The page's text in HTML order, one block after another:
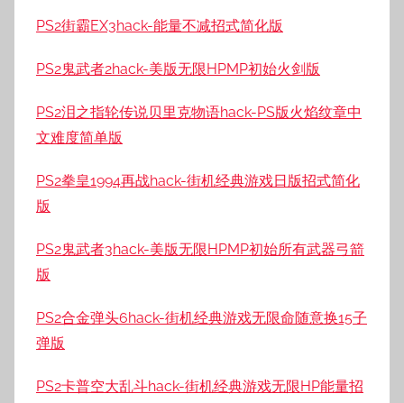
PS2街霸EX3hack-能量不减招式简化版
PS2鬼武者2hack-美版无限HPMP初始火剑版
PS2泪之指轮传说贝里克物语hack-PS版火焰纹章中
文难度简单版
PS2拳皇1994再战hack-街机经典游戏日版招式简化
版
PS2鬼武者3hack-美版无限HPMP初始所有武器弓箭
版
PS2合金弹头6hack-街机经典游戏无限命随意换15子
弹版
PS2卡普空大乱斗hack-街机经典游戏无限HP能量招